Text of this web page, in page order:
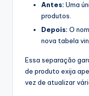
Antes: Uma
produtos.
Depois: O
nova tabela
Essa separação
de produto exija
vez de atualizar